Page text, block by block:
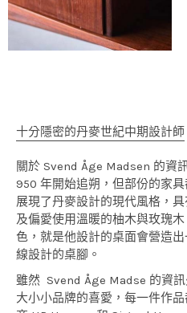
十分隱密的丹麥世紀中期設計師
關於 Svend Åge Madsen 的資
950 年開始追朔，但部份的家
展現了丹麥設計的現代風格，
及偏愛使用溫暖的柚木與玫瑰
色，就是他設計的桌面會營造
線設計的桌腳。
雖然 Svend Åge Madse 的資
大小小品牌的喜愛，每一件作